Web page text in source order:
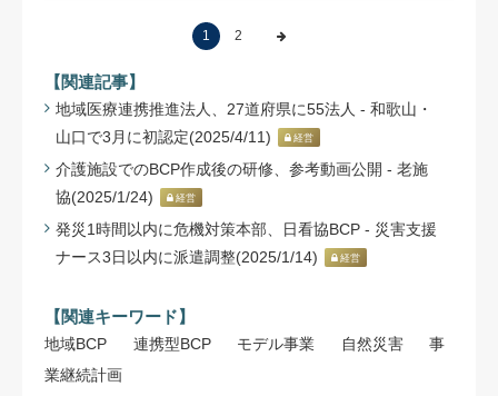
1 2
【関連記事】
地域医療連携推進法人、27道府県に55法人 - 和歌山・
山口で3月に初認定(2025/4/11)
経営
介護施設でのBCP作成後の研修、参考動画公開 - 老施
協(2025/1/24)
経営
発災1時間以内に危機対策本部、日看協BCP - 災害支援
ナース3日以内に派遣調整(2025/1/14)
経営
【関連キーワード】
地域BCP 連携型BCP モデル事業 自然災害
事
業継続計画